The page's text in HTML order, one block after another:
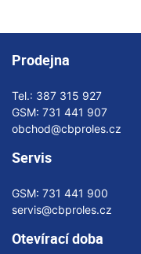
Prodejna
Tel.: 387 315 927
GSM: 731 441 907
obchod@cbproles.cz
Servis
GSM: 731 441 900
servis@cbproles.cz
Otevírací doba